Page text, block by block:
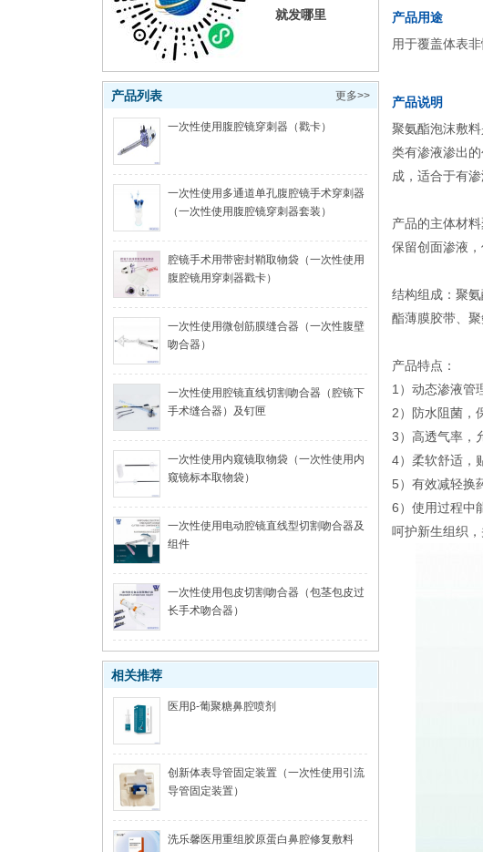
产品用途
用于覆盖体表
产品说明
聚氨酯泡沫敷
类有渗液渗出
成，适合于有渗
产品的主体材
保留创面渗液
结构组成：聚
酯薄膜胶带、
产品特点：
1）动态渗液管
2）防水阻菌，
3）高透气率，
4）柔软舒适，
5）有效减轻换
6）使用过程中
呵护新生组织，
就发哪里
更多>>
产品列表
一次性使用腹腔镜穿刺器（戳卡）
一次性使用多通道单孔腹腔镜手术穿刺器
（一次性使用腹腔镜穿刺器套装）
腔镜手术用带密封鞘取物袋（一次性使用
腹腔镜用穿刺器戳卡）
一次性使用微创筋膜缝合器（一次性腹壁
吻合器）
一次性使用腔镜直线切割吻合器（腔镜下
手术缝合器）及钉匣
一次性使用内窥镜取物袋（一次性使用内
窥镜标本取物袋）
一次性使用电动腔镜直线型切割吻合器及
组件
一次性使用包皮切割吻合器（包茎包皮过
长手术吻合器）
相关推荐
医用β-葡聚糖鼻腔喷剂
创新体表导管固定装置（一次性使用引流
导管固定装置）
洗乐馨医用重组胶原蛋白鼻腔修复敷料